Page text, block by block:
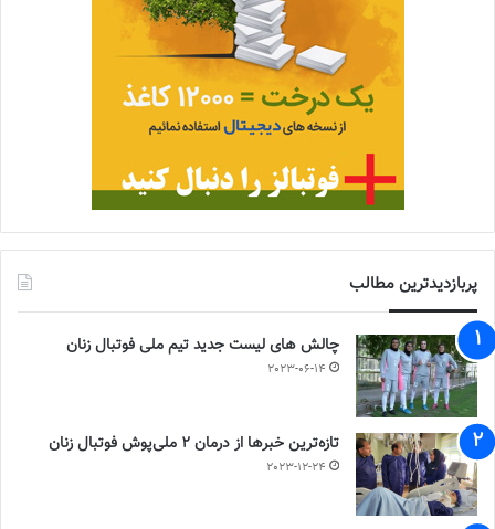
پربازدیدترین مطالب
چالش هاى ليست جدید تيم ملى فوتبال زنان
2023-06-14
تازه‌ترین خبرها از درمان ۲ ملی‌پوش فوتبال زنان
2023-12-24